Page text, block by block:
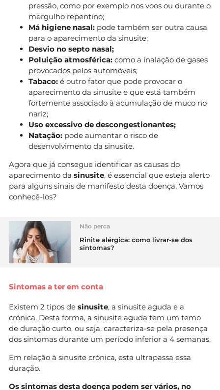
pressão, como por exemplo nos voos ou durante o
mergulho repentino;
Má higiene nasal: pode também ser outra causa
para o aparecimento da sinusite;
Desvio no septo nasal;
Poluição atmosférica: como a inalação de gases
provocados pelos automóveis;
Tabaco: é outro fator que pode provocar o
aparecimento da sinusite e que está também
fortemente associado à acumulação de muco no
nariz;
Uso excessivo de descongestionantes;
Natação: pode aumentar o risco de
desenvolvimento da sinusite.
Agora que já consegue identificar as causas do
aparecimento da sinusite, é essencial que esteja alerto
para alguns sinais de manifesto desta doença. Vamos
conhecê-los?
Não perca
Rinite alérgica: como livrar-se dos
sintomas?
Sintomas a ter em conta
Existem 2 tipos de sinusite, a sinusite aguda e a
crónica. Desta forma, a sinusite aguda tem um temo
de duração curto, ou seja, caracteriza-se pela presença
dos sintomas durante um período inferior a 4 semanas.
Em relação à sinusite crónica, esta ultrapassa essa
duração.
Os sintomas desta doença podem ser vários, no